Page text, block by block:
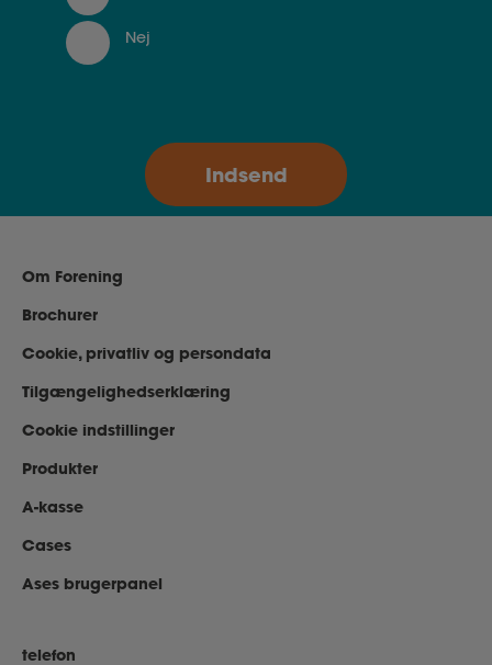
Nej
Om Forening
Brochurer
Cookie, privatliv og persondata
Tilgængelighedserklæring
Cookie indstillinger
Produkter
A-kasse
Cases
Ases brugerpanel
telefon